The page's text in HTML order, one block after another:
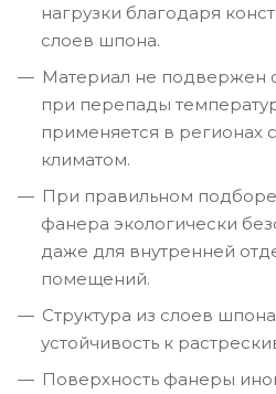
нагрузки благодаря
слоев шпона.
Материал не подвержен
при перепады
применяется в регионах
климатом.
При правильном
фанера экологически
даже для внутренней
помещений.
Структура из слоев
устойчивость к
Поверхность фанеры